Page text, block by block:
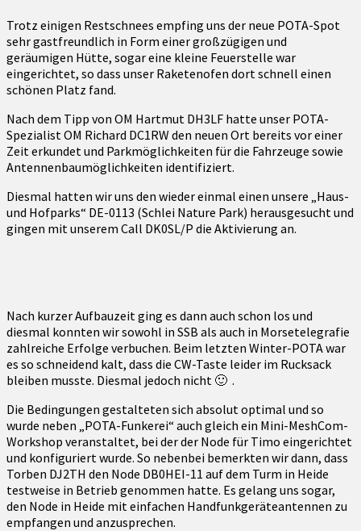
Trotz einigen Restschnees empfing uns der neue POTA-Spot
sehr gastfreundlich in Form einer großzügigen und
geräumigen Hütte, sogar eine kleine Feuerstelle war
eingerichtet, so dass unser Raketenofen dort schnell einen
schönen Platz fand.
Nach dem Tipp von OM Hartmut DH3LF hatte unser POTA-
Spezialist OM Richard DC1RW den neuen Ort bereits vor einer
Zeit erkundet und Parkmöglichkeiten für die Fahrzeuge sowie
Antennenbaumöglichkeiten identifiziert.
Diesmal hatten wir uns den wieder einmal einen unsere „Haus-
und Hofparks“ DE-0113 (Schlei Nature Park) herausgesucht und
gingen mit unserem Call DK0SL/P die Aktivierung an.
Nach kurzer Aufbauzeit ging es dann auch schon los und
diesmal konnten wir sowohl in SSB als auch in Morsetelegrafie
zahlreiche Erfolge verbuchen. Beim letzten Winter-POTA war
es so schneidend kalt, dass die CW-Taste leider im Rucksack
bleiben musste. Diesmal jedoch nicht 🙂 .
Die Bedingungen gestalteten sich absolut optimal und so
wurde neben „POTA-Funkerei“ auch gleich ein Mini-MeshCom-
Workshop veranstaltet, bei der der Node für Timo eingerichtet
und konfiguriert wurde. So nebenbei bemerkten wir dann, dass
Torben DJ2TH den Node DB0HEI-11 auf dem Turm in Heide
testweise in Betrieb genommen hatte. Es gelang uns sogar,
den Node in Heide mit einfachen Handfunkgeräteantennen zu
empfangen und anzusprechen.